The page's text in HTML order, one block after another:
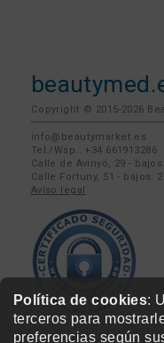
Política de cookies:
terceros para
preferencias según
Copyright © 2015-2026
info@beautymarket.es
Tel./Wsp.: +34 661913286
Calle de Avinyó, 29 -
Calle Fortuny, 51 - bajos.
Aviso legal